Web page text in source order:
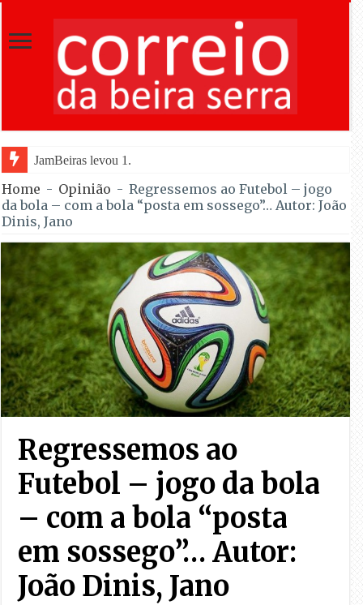
JamBeiras levou 1.500 escuteiros a Oliveira do Hospita
Home - Opinião - Regressemos ao Futebol – jogo
da bola – com a bola “posta em sossego”… Autor: João
Dinis, Jano
Regressemos ao
Futebol – jogo da bola
– com a bola “posta
em sossego”… Autor:
João Dinis, Jano